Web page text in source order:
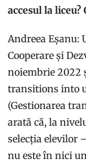
accesul la
Andreea Eșanu:
Cooperare și
noiembrie
transitions into
(Gestionarea
arată că, la
selecția elevilor
nu este în nici